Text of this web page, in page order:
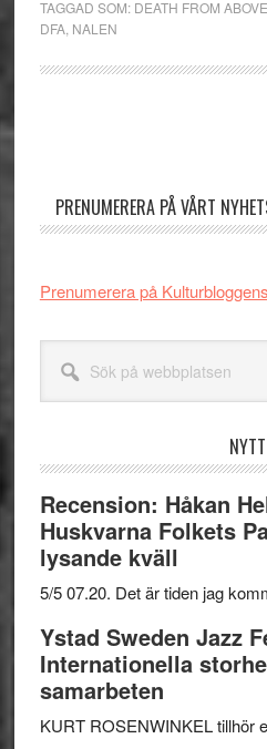
TAGGAD SOM: DEATH FROM ABOVE
DFA, NALEN
PRENUMERERA PÅ VÅRT
Prenumerera på
webbplatsen
NYTT
Recension: Håkan
Huskvarna Folkets
lysande kväll
5/5 07.20. Det är tiden jag
Ystad Sweden Jazz
Internationella
samarbeten
KURT ROSENWINKEL tillhör